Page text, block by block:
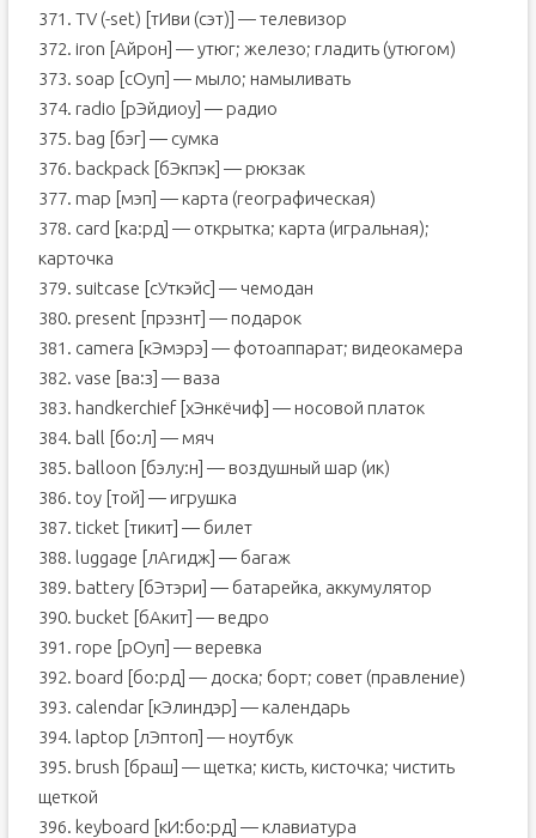
371. TV (-set) [тИви (сэт)] — телевизор
372. iron [Aйрон] — утюг; железо; гладить (утюгом)
373. soap [сOуп] — мыло; намыливать
374. radio [рЭйдиоу] — радио
375. bag [бэг] — сумка
376. backpack [бЭкпэк] — рюкзак
377. map [мэп] — карта (географическая)
378. card [ка:рд] — открытка; карта (игральная);
карточка
379. suitcase [сУткэйс] — чемодан
380. present [прэзнт] — подарок
381. camera [кЭмэрэ] — фотоаппарат; видеокамера
382. vase [ва:з] — ваза
383. handkerchief [хЭнкёчиф] — носовой платок
384. ball [бо:л] — мяч
385. balloon [бэлу:н] — воздушный шар (ик)
386. toy [той] — игрушка
387. ticket [тикит] — билет
388. luggage [лAгидж] — багаж
389. battery [бЭтэри] — батарейка, аккумулятор
390. bucket [бAкит] — ведро
391. rope [рOуп] — веревка
392. board [бо:рд] — доска; борт; совет (правление)
393. calendar [кЭлиндэр] — календарь
394. laptop [лЭптоп] — ноутбук
395. brush [браш] — щетка; кисть, кисточка; чистить
щеткой
396. keyboard [кИ:бо:рд] — клавиатура